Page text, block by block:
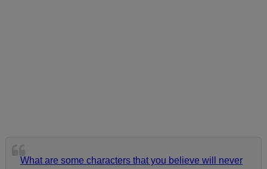
What are some characters that you believe will never